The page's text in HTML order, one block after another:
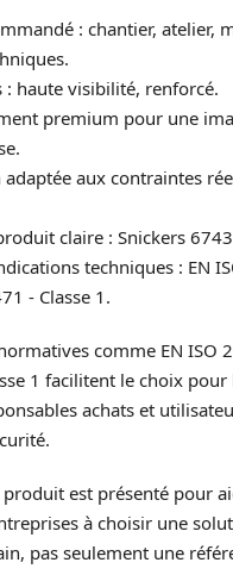
: chantier, atelier,
: haute visibilité, renforcé.
premium pour une
adaptée aux contraintes
claire : Snickers
techniques : EN
- Classe 1.
comme EN ISO
1 facilitent le choix pour
achats et
produit est présenté pour
à choisir une
pas seulement une